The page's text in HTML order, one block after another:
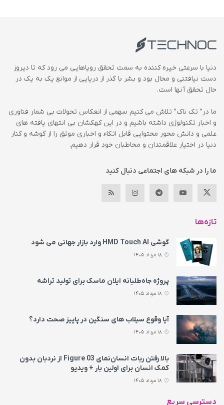
دنیا با سرعتی خیره کننده به سمت تحقق رویاهایی می رود که تا دیروز
دست نیافتنی و محال بود و بشر با گذر از دریایی از موانع یک به یک در
حال تحقق آنها است.
ما در” تک ناک” تلاش می کنیم سهمی از انعکاس تحولات بی شمار فناوری
و اخبار تکنولوژی داشته باشیم و در این کهکشان بی انتهای یافته های
علمی و دانش محور محتوایی قابل اتکاء و اخباری موثق را از گوشه و کنار
دنیا در اختیار علاقمندان و مخاطبان خود قرار دهیم.
ما را در شبکه های اجتماعی دنبال کنید
تازه‌ها
گوشی HMD Touch AI وارد بازار جهانی می‌ شود
پروژه جاه‌طلبانه ایلان ماسک برای تولید تراشه
آیا وقوع سیلاب های سنگین در پاییز صحت دارد؟
بالا رفتن ربات انسان‌نمای Figure 03 از نردبان بدون
کمک انسان برای اولین بار + ویدیو
دسترسی سریع